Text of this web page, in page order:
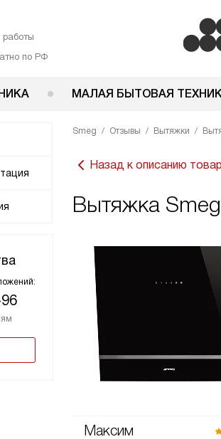
по РФ
МАЛАЯ БЫТОВАЯ
Smeg Отзывы Вытяжки
Назад к описанию
Вытяжка
Максим